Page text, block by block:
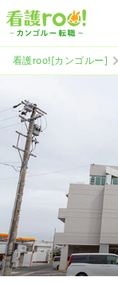
看護roo![カンゴルー]